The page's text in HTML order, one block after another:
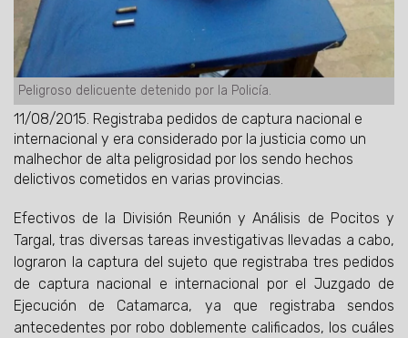
Peligroso delicuente detenido por la Policía.
11/08/2015. Registraba pedidos de captura nacional e
internacional y era considerado por la justicia como un
malhechor de alta peligrosidad por los sendo hechos
delictivos cometidos en varias provincias.
Efectivos de la División Reunión y Análisis de Pocitos y
Targal, tras diversas tareas investigativas llevadas a cabo,
lograron la captura del sujeto que registraba tres pedidos
de captura nacional e internacional por el Juzgado de
Ejecución de Catamarca, ya que registraba sendos
antecedentes por robo doblemente calificados, los cuáles